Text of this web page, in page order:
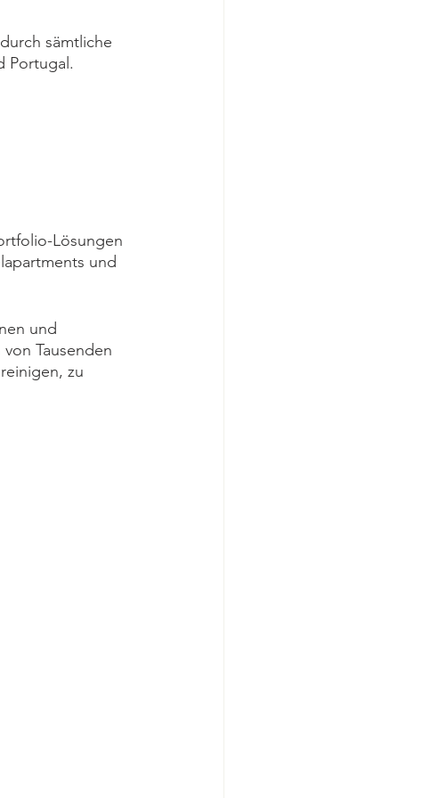
sämtliche
Portugal.
Lösungen
und
und
Tausenden
zu